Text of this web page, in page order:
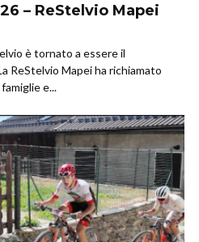
– ReStelvio Mapei
è tornato a essere il
ReStelvio Mapei ha richiamato
e...